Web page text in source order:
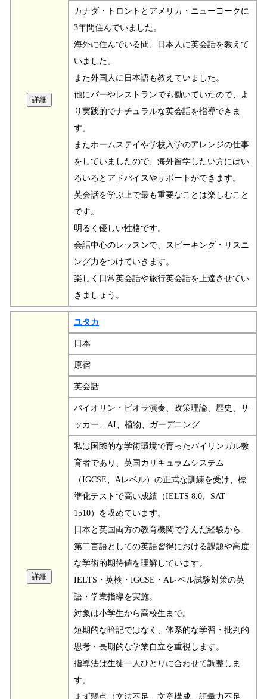
カナダ・トロントとアメリカ・ニューヨークに
3年間住んでいました。
海外に住んでいる間、日本人に英会話を教えて
いました。
また外国人に日本語も教えていました。
他にバーやレストランでも働いていたので、よ
り実践的でナチュラルな英会話を指導できま
す。
またホームステイや学校入学のアレンジの仕事
をしていましたので、海外留学したい方にはい
ろいろとアドバイスやサポートができます。
英会話を学ぶ上で最も重要なことは楽しむこと
です。
明るく優しい性格です。
会話中心のレッスンで、スピーキング・リスニ
ング力をつけていきます。
楽しく日常英会話や旅行英会話を上達させてい
きましょう。
ユタカ
日本
原宿
英会話
バイオリン・ビオラ演奏、政策理論、歴史、サ
ッカー、AI、植物、ガーデニング
私は国際的な学術環境で育ったバイリンガル教
育者であり、英国カリキュラムシステム
（IGCSE、Aレベル）の正式な訓練を受け、標
準化テストで高い成績（IELTS 8.0、SAT
1510）を収めています。
日本と英国両方の教育機関で学んだ経験から、
第二言語としての英語習得における課題や高度
な学術的期待値を理解しています。
IELTS・英検・IGCSE・Aレベル試験対策の英
語・学業指導を実施。
対象は小学生から高校生まで。
短期的な暗記ではなく、体系的な学習・批判的
思考・長期的な学業自立を重視します。
指導法は生徒一人ひとりに合わせて調整しま
す。
まず弱点（文法不足、文章構成、語彙力不足、